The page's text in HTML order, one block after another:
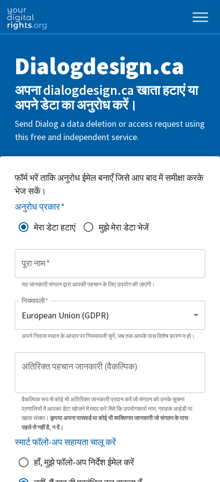
Dialogdesign.ca
अपना dialogdesign.ca खाता हटाएं या
अपने डेटा का अनुरोध करें।
Send Dialog a data deletion or access request using
this free and independent service.
फॉर्म भरें ताकि अनुरोध ईमेल बनाएँ जिसे आप बाद में समीक्षा करके
भेज सकें।
अनुरोध प्रकार*
मेरा डेटा हटाएं
मुझे मेरा डेटा भेजें
पूरा नाम*
यह जानकारी संगठन द्वारा आपकी पहचान के लिए उपयोग की जाएगी।
नियमावली*
अपने निवास स्थान के आधार पर नियमावली चुनें, जब तक आपके पास विशेष कारण न हो।
अतिरिक्त पहचान जानकारी (वैकल्पिक)
वैकल्पिक रूप से कोई भी अतिरिक्त जानकारी प्रदान करें जो संगठन को उनके सूचना
प्रणालियों में आपका डेटा खोजने में मदद करे जैसे कि उपयोगकर्ता नाम, ग्राहक आईडी या
खाता संख्या। कृपया अपना पासवर्ड या कोई भी व्यक्तिगत जानकारी जो संगठन के पास
पहले से नहीं है, न दें।
स्मार्ट फॉलो-अप सहायता चालू करें
हाँ, मुझे फॉलो-अप निर्देश ईमेल करें